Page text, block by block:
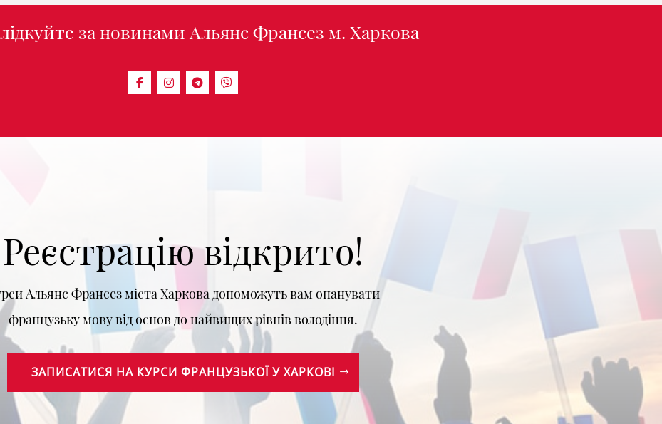
за новинами Альянс Франсез м. Харкова
Реєстрацію відкрито!
Альянс Франсез міста Харкова допоможуть вам опанувати
французьку мову від основ до найвищих рівнів володіння.
ЗАПИСАТИСЯ НА КУРСИ ФРАНЦУЗЬКОЇ У ХАРКОВІ